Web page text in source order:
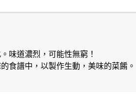
味道濃烈，可能性無窮！
食譜中，以製作生動，美味的菜餚。